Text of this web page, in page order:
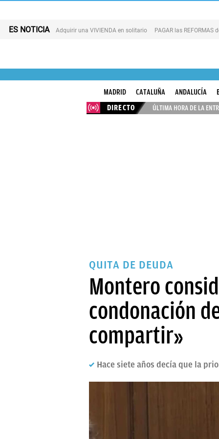
ES NOTICIA Adquirir una VIVIENDA en solitario PAGAR las REFORMAS
MADRID CATALUÑA ANDALUCÍA
DIRECTO
ÚLTIMA HORA DE LA
QUITA DE DEUDA
Montero
condonación
compartir»
Hace siete años decía que la